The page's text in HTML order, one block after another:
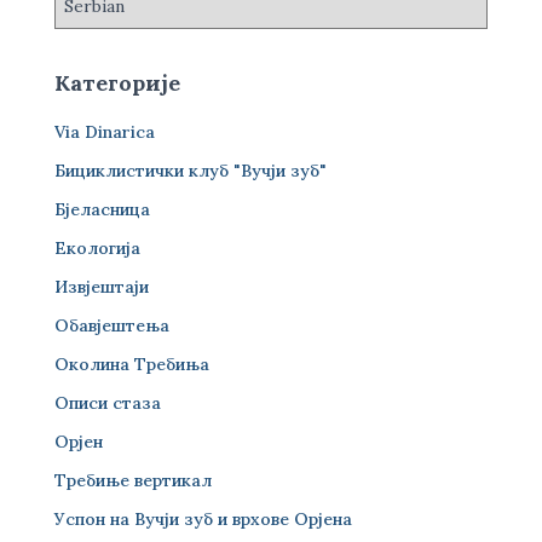
Категорије
Via Dinarica
Бициклистички клуб "Вучји зуб"
Бјеласница
Екологија
Извјештаји
Обавјештења
Околина Требиња
Описи стаза
Орјен
Требиње вертикал
Успон на Вучји зуб и врхове Орјена